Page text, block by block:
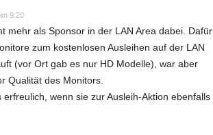
9:20
mehr als Sponsor in der LAN Area dabei. Dafür
zum kostenlosen Ausleihen auf der LAN
(vor Ort gab es nur HD Modelle), war aber
Qualität des Monitors.
wenn sie zur Ausleih-Aktion ebenfalls